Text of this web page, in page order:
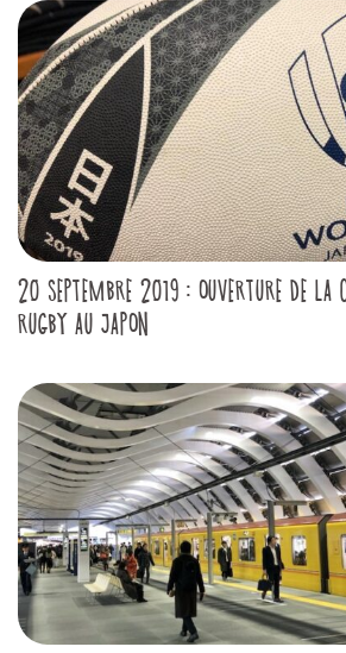
20 SEPTEMBRE 2019 : OUVERTURE DE LA
RUGBY AU JAPON